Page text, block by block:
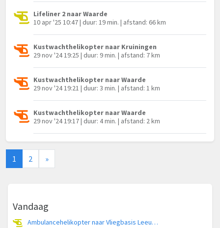
Lifeliner 2 naar Waarde
10 apr '25 10:47 | duur: 19 min. | afstand: 66 km
Kustwachthelikopter naar Kruiningen
29 nov '24 19:25 | duur: 9 min. | afstand: 7 km
Kustwachthelikopter naar Waarde
29 nov '24 19:21 | duur: 3 min. | afstand: 1 km
Kustwachthelikopter naar Waarde
29 nov '24 19:17 | duur: 4 min. | afstand: 2 km
1 2 »
Vandaag
Ambulancehelikopter naar Vliegbasis Leeuwarden